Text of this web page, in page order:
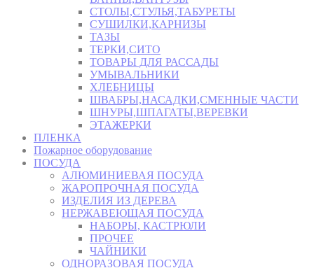
СТОЛЫ,СТУЛЬЯ,ТАБУРЕТЫ
СУШИЛКИ,КАРНИЗЫ
ТАЗЫ
ТЕРКИ,СИТО
ТОВАРЫ ДЛЯ РАССАДЫ
УМЫВАЛЬНИКИ
ХЛЕБНИЦЫ
ШВАБРЫ,НАСАДКИ,СМЕННЫЕ ЧАСТИ
ШНУРЫ,ШПАГАТЫ,ВЕРЕВКИ
ЭТАЖЕРКИ
ПЛЕНКА
Пожарное оборудование
ПОСУДА
АЛЮМИНИЕВАЯ ПОСУДА
ЖАРОПРОЧНАЯ ПОСУДА
ИЗДЕЛИЯ ИЗ ДЕРЕВА
НЕРЖАВЕЮЩАЯ ПОСУДА
НАБОРЫ, КАСТРЮЛИ
ПРОЧЕЕ
ЧАЙНИКИ
ОДНОРАЗОВАЯ ПОСУДА